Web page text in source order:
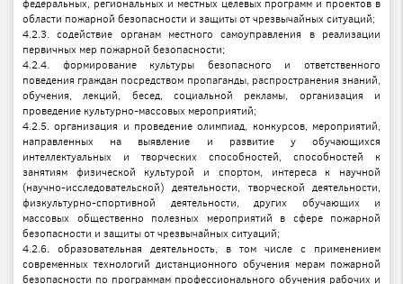
области пожарной безопасности и защиты от чрезвычайных ситуаций;
4.2.3. содействие органам местного самоуправления в реализации
первичных мер пожарной безопасности;
4.2.4. формирование культуры безопасного и ответственного
поведения граждан посредством пропаганды, распространения знаний,
обучения, лекций, бесед, социальной рекламы, организация и
проведение культурно-массовых мероприятий;
4.2.5. организация и проведение олимпиад, конкурсов, мероприятий,
направленных на выявление и развитие у обучающихся
интеллектуальных и творческих способностей, способностей к
занятиям физической культурой и спортом, интереса к научной
(научно-исследовательской) деятельности, творческой деятельности,
физкультурно-спортивной деятельности, других обучающих и
массовых общественно полезных мероприятий в сфере пожарной
безопасности и защиты от чрезвычайных ситуаций;
4.2.6. образовательная деятельность, в том числе с применением
современных технологий дистанционного обучения мерам пожарной
безопасности по программам профессионального обучения рабочих и